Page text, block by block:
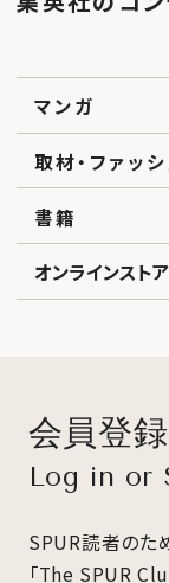
マンガ
取材・ファッ
書籍
オンラインスト
会員登録
Log in or
SPUR読者のた
「The SPUR